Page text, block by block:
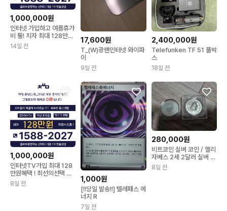
1,000,000원
인터넷 가입하고 여름휴가
비 퉁! 치자 최대 128만원
혜택~!
14일 전
17,600원
T_(W)광랜인터넷 와이파
이
9일 전
2,400,000원
Telefunken TF 51 풀박
스
18일 전
1,000,000원
인터넷TV가입 최대 128
만원혜택 ! 최선의선택 최
싸몰
8일 전
1,000원
[!!당일 발송!!] 텔레패스 에
너지 R
7일 전
280,000원
비트코인 실버 코인 / 엘리
자베스 2세 2달러 실버 코
인2온즈
8일 전